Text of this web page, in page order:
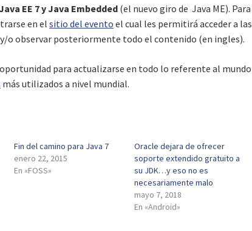
EE 7 y Java Embedded (el nuevo giro de Java ME). Para
en el sitio del evento el cual les permitirá acceder a las
o observar posteriormente todo el contenido (en ingles).
oportunidad para actualizarse en todo lo referente al mundo
más utilizados a nivel mundial.
Fin del camino para Java 7
enero 22, 2015
En «FOSS»
Oracle dejara de ofrecer
soporte extendido gratuito a
su JDK…y eso no es
necesariamente malo
mayo 7, 2018
En «Android»